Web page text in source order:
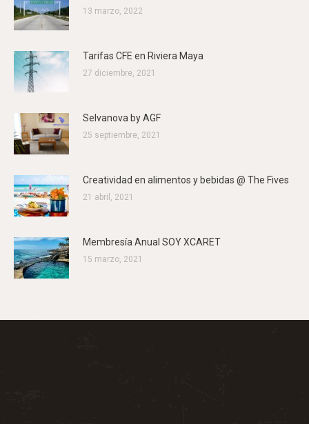
13 marzo, 2022
Tarifas CFE en Riviera Maya
27 diciembre, 2021
Selvanova by AGF
25 septiembre, 2021
Creatividad en alimentos y bebidas @ The Fives
21 abril, 2021
Membresía Anual SOY XCARET
15 marzo, 2021